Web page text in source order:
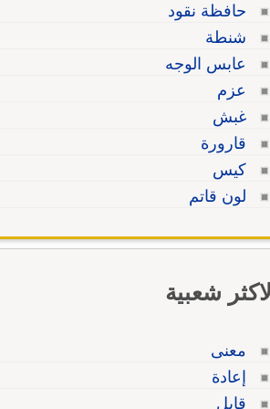
حافظة نقود
شنطة
عابس الوجه
عزم
غبش
قارورة
كيس
لون قاتم
شعبية
معنى
إعادة
قابل